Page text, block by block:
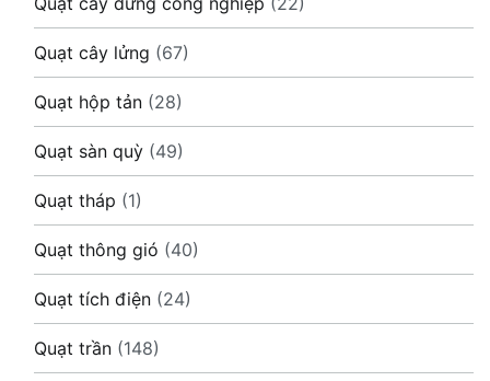
Quạt cây lửng (67)
Quạt hộp tản (28)
Quạt sàn quỳ (49)
Quạt tháp (1)
Quạt thông gió (40)
Quạt tích điện (24)
Quạt trần (148)